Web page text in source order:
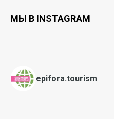
МЫ В INSTAGRAM
epifora.tourism